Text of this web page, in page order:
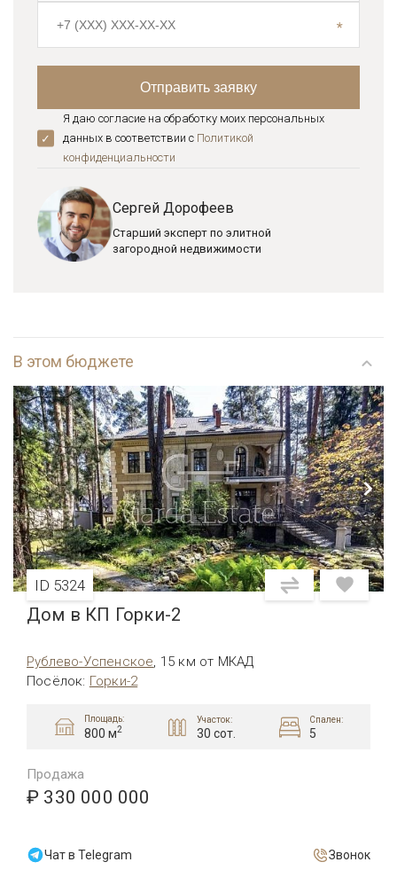
Я даю согласие на обработку моих персональных
данных в соответствии с Политикой
конфиденциальноcти
Сергей Дорофеев
Старший эксперт по элитной
загородной недвижимости
В этом бюджете
ID 5324
Дом в КП Горки-2
Рублево-Успенское, 15 км от МКАД
Посёлок: Горки-2
Площадь:
800 м2
Участок:
30 сот.
Спален:
5
Продажа
₽ 330 000 000
Чат в Telegram Звонок